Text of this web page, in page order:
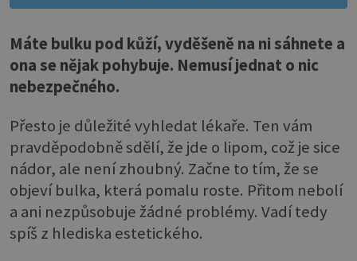
Máte bulku pod kůží, vyděšeně na ni sáhnete a
ona se nějak pohybuje. Nemusí jednat o nic
nebezpečného.
Přesto je důležité vyhledat lékaře. Ten vám
pravděpodobně sdělí, že jde o lipom, což je sice
nádor, ale není zhoubný. Začne to tím, že se
objeví bulka, která pomalu roste. Přitom nebolí
a ani nezpůsobuje žádné problémy. Vadí tedy
spíš z hlediska estetického.